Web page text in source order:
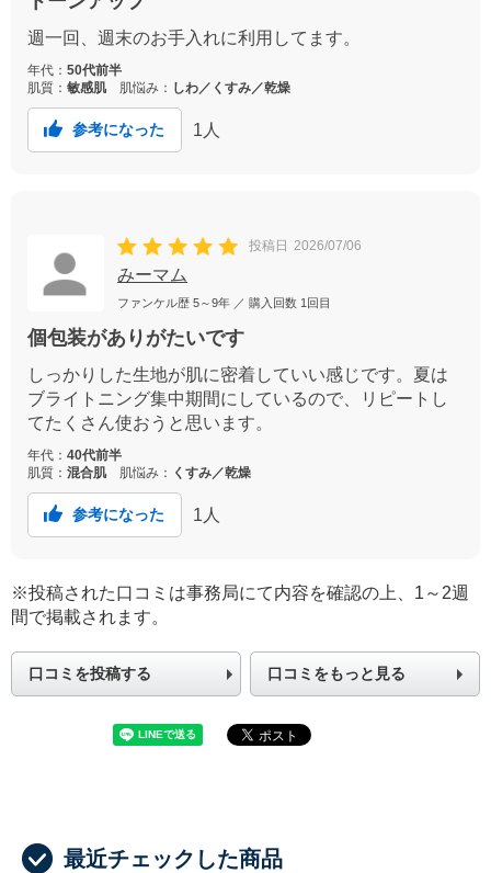
週一回、週末のお手入れに利用してます。
年代： 50代前半
肌質： 敏感肌 肌悩み： しわ／くすみ／乾燥
参考になった 1 人
投稿日 2026/07/06
みーマム
ファンケル歴 5～9年 ／ 購入回数 1回目
個包装がありがたいです
しっかりした生地が肌に密着していい感じです。夏は
ブライトニング集中期間にしているので、リピートし
てたくさん使おうと思います。
年代： 40代前半
肌質： 混合肌 肌悩み： くすみ／乾燥
参考になった 1 人
※投稿された口コミは事務局にて内容を確認の上、1～2週
間で掲載されます。
口コミを投稿する 口コミをもっと見る
最近チェックした商品